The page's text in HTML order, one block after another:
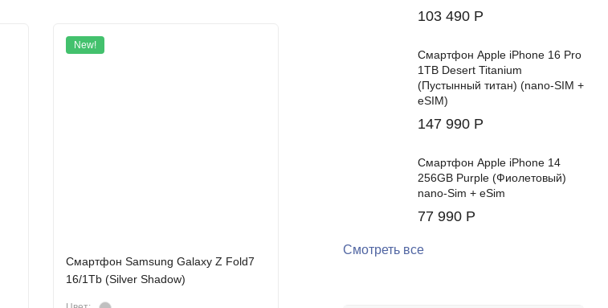
New!
Смартфон Samsung Galaxy Z Fold7
16/1Tb (Silver Shadow)
103 490 Р
Смартфон Apple iPhone 16 Pro
1TB Desert Titanium
(Пустынный титан) (nano-SIM +
eSIM)
147 990 Р
Смартфон Apple iPhone 14
256GB Purple (Фиолетовый)
nano-Sim + eSim
77 990 Р
Смотреть все